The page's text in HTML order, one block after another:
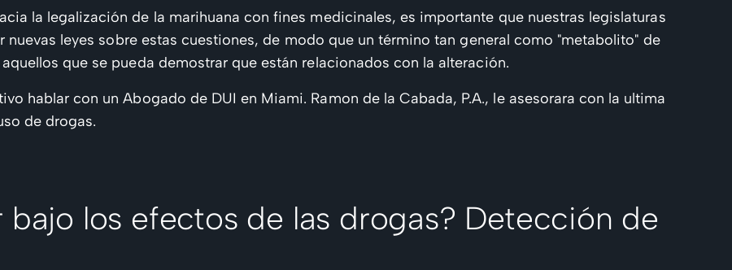
la legalización de la marihuana con fines medicinales, es importante que nuestras legislaturas
leyes sobre estas cuestiones, de modo que un término tan general como "metabolito" de
que se pueda demostrar que están relacionados con la alteración.
hablar con un Abogado de DUI en Miami. Ramon de la Cabada, P.A., le asesorara con la ultima
de drogas.
los efectos de las drogas? Detección de